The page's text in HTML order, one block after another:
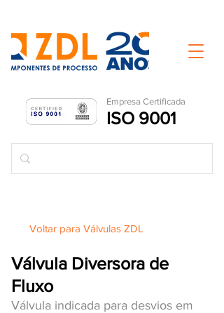
Empresa Certificada
ISO 9001
Voltar para Válvulas ZDL
Válvula Diversora de
Fluxo
Válvula indicada para desvios em